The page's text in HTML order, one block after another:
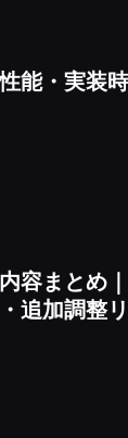
能・実装
容まとめ
追加調整